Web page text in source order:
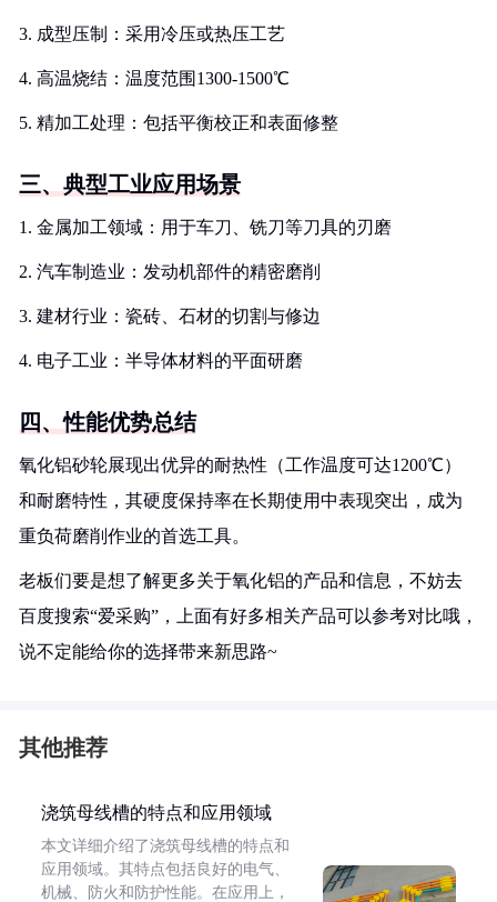
3. 成型压制：采用冷压或热压工艺
4. 高温烧结：温度范围1300-1500℃
5. 精加工处理：包括平衡校正和表面修整
三、典型工业应用场景
1. 金属加工领域：用于车刀、铣刀等刀具的刃磨
2. 汽车制造业：发动机部件的精密磨削
3. 建材行业：瓷砖、石材的切割与修边
4. 电子工业：半导体材料的平面研磨
四、性能优势总结
氧化铝砂轮展现出优异的耐热性（工作温度可达1200℃）
和耐磨特性，其硬度保持率在长期使用中表现突出，成为
重负荷磨削作业的首选工具。
老板们要是想了解更多关于氧化铝的产品和信息，不妨去
百度搜索“爱采购”，上面有好多相关产品可以参考对比哦，
说不定能给你的选择带来新思路~
其他推荐
浇筑母线槽的特点和应用领域
本文详细介绍了浇筑母线槽的特点和
应用领域。其特点包括良好的电气、
机械、防火和防护性能。在应用上，